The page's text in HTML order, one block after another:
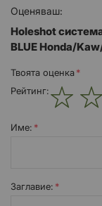
предното колело
при различни
отличава и с ново
осигури по-голям
така има
задействане.
Оценяваш:
Holeshot
BLUE Honda/
Твоята оценка
Рейтинг:
Име:
Заглавиe: